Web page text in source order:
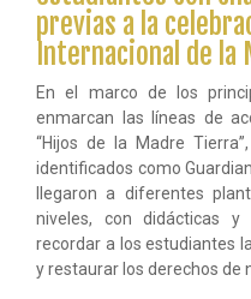
previas a la
Internacional de la
En el marco de los
enmarcan las líneas de
“Hijos de la Madre
identificados como
llegaron a diferentes
niveles, con didácticas
recordar a los estudiantes
y restaurar los derechos de